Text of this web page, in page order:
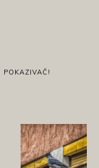
POKAZIVAČ!